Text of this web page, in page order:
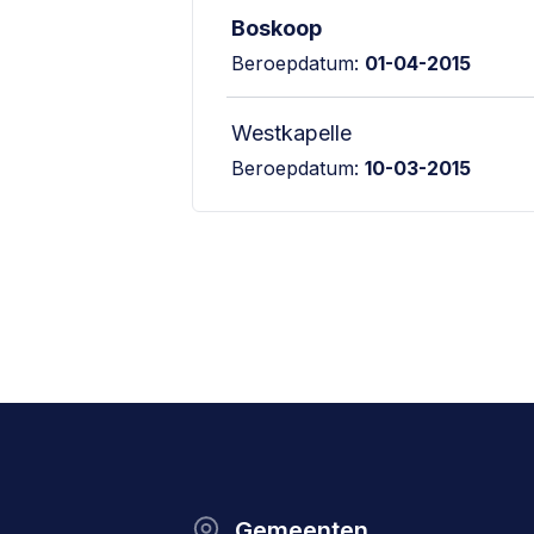
Boskoop
Beroepdatum: 01-04-2015
Westkapelle
Beroepdatum:10-03-2015